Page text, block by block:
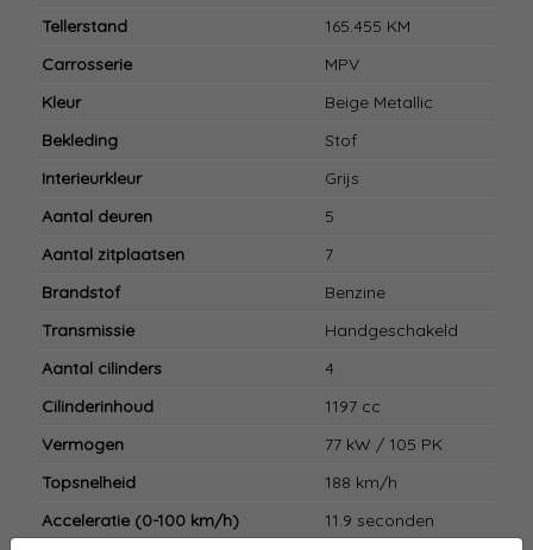
Tellerstand
165.455 KM
Carrosserie
MPV
Kleur
Beige Metallic
Bekleding
Stof
Interieurkleur
Grijs
Aantal deuren
5
Aantal zitplaatsen
7
Brandstof
Benzine
Transmissie
Handgeschakeld
Aantal cilinders
4
Cilinderinhoud
1197 cc
Vermogen
77 kW / 105 PK
Topsnelheid
188 km/h
Acceleratie (0-100 km/h)
11.9 seconden